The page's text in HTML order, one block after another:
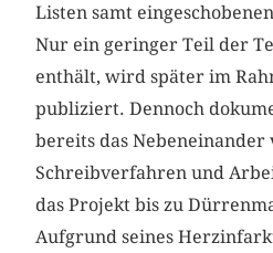
Listen samt
Nur ein geringer Teil der
enthält, wird später im
publiziert. Dennoch
bereits das Nebeneinander
Schreibverfahren und
das Projekt bis zu
Aufgrund seines